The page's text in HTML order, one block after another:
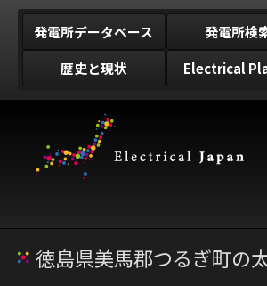
発電所データベース 発電所検
歴史と現状
Electrical
徳島県美馬郡つるぎ町の